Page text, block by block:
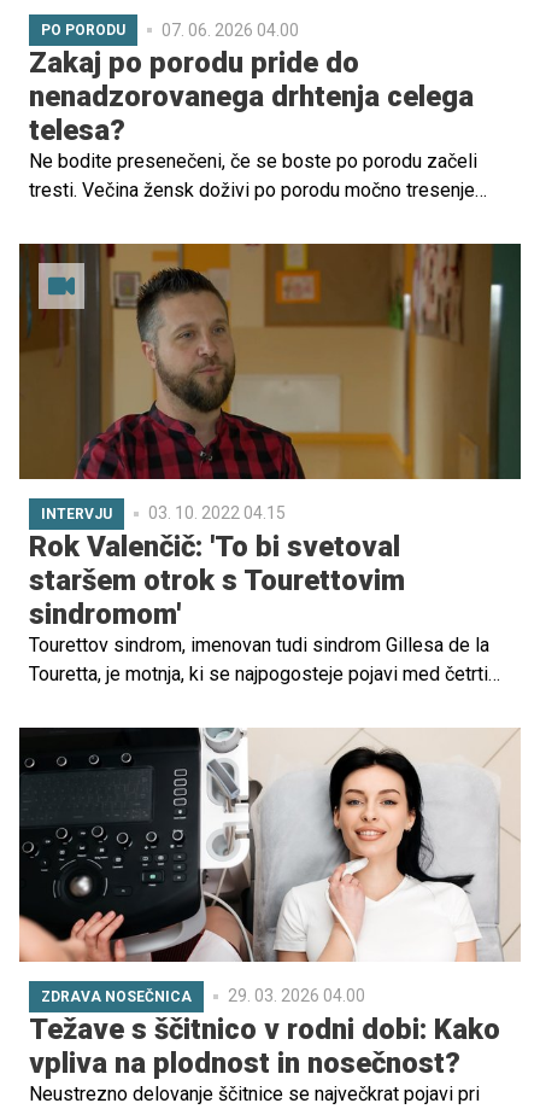
PO PORODU 07. 06. 2026 04.00
Zakaj po porodu pride do
nenadzorovanega drhtenja celega
telesa?
Ne bodite presenečeni, če se boste po porodu začeli
tresti. Večina žensk doživi po porodu močno tresenje
Zakaj do tega pride in na kakšen način lahko umirite telo?
Preverite v spodnjih vrsticah.
INTERVJU 03. 10. 2022 04.15
Rok Valenčič: 'To bi svetoval
staršem otrok s Tourettovim
sindromom'
Tourettov sindrom, imenovan tudi sindrom Gillesa de la
Touretta, je motnja, ki se najpogosteje pojavi med četrtim
12 letom. Po definiciji se tiki prvič pojavijo pred 18 letom
starosti. Tourettov sindrom je veliko bolj pogost pri
dečkih kot pri deklicah. O premagovanju sindroma in
strahov, o predsodkih in diskriminaciji, predvsem pa
sprejemanju sebe in izobraževanju okolice, smo se
pogovarjali z Rokom Valenčičem, pobudnikom,
soustanoviteljem in predsednikom nekdanjega Društva
za obolele s Tourettovim sindromom in obsesivno
kompulzivno motnjo.
ZDRAVA NOSEČNICA 29. 03. 2026 04.00
Težave s ščitnico v rodni dobi: Kako
vpliva na plodnost in nosečnost?
Neustrezno delovanje ščitnice se največkrat pojavi pri